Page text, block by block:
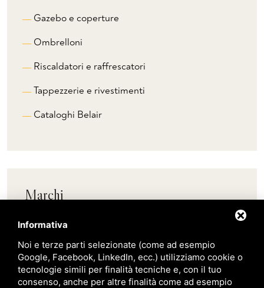
Gazebo e coperture
Ombrelloni
Riscaldatori e raffrescatori
Tappezzerie e rivestimenti
Cataloghi Belair
Marchi
Scab
Informativa
Noi e terze parti selezionate (come ad esempio
Google, Facebook, LinkedIn, ecc.) utilizziamo cookie o
tecnologie simili per finalità tecniche e, con il tuo
consenso, anche per altre finalità come ad esempio